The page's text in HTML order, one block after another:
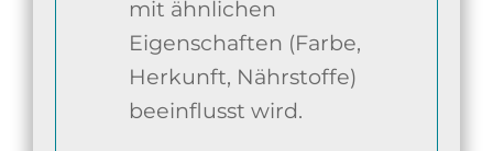
mit ähnlichen
Eigenschaften (Farbe,
Herkunft, Nährstoffe)
beeinflusst wird.